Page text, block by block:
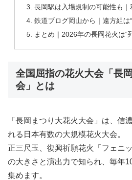
長岡駅は入場規制の可能性も｜
鉄道ブログ岡山から｜遠方組は
まとめ｜2026年の長岡花火は“
全国屈指の花火大会「長
会」とは
「長岡まつり大花火大会」は、信
れる日本有数の大規模花火大会。
正三尺玉、復興祈願花火「フェニ
の大きさと演出力で知られ、毎年
集めます。